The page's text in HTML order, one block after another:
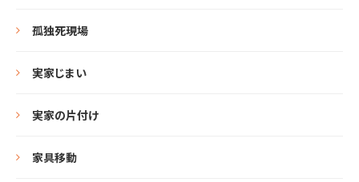
孤独死現場
実家じまい
実家の片付け
家具移動